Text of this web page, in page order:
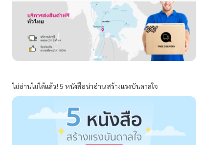
ไม่อ่านไม่ได้แล้ว! 5 หนังสือน่าอ่าน สร้างแรงบันดาลใจ